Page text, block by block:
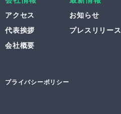
アクセス
代表挨拶
会社概要
お知らせ
プレスリリース
プライバシーポリシー